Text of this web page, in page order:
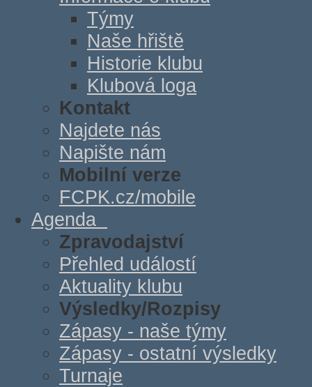
Týmy
Naše hřiště
Historie klubu
Klubová loga
Kontakt
Najdete nás
Napište nám
Mobilní verze
FCPK.cz/mobile
Agenda
Zpravodajství
Přehled událostí
Aktuality klubu
Výsledky/Rozpisy
Zápasy - naše týmy
Zápasy - ostatní výsledky
Turnaje